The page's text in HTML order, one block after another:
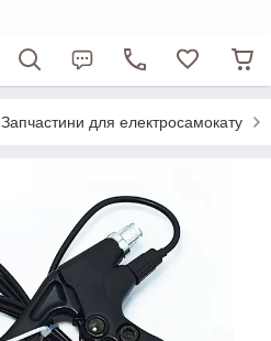
Запчастини для електросамокату